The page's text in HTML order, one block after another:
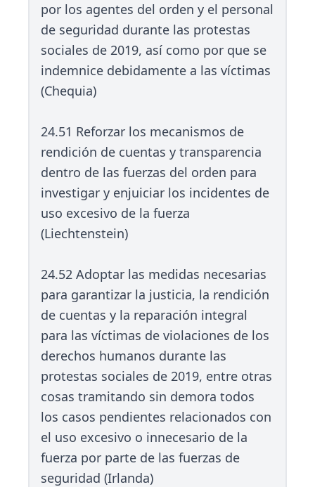
por los agentes del orden y el personal
de seguridad durante las protestas
sociales de 2019, así como por que se
indemnice debidamente a las víctimas
(Chequia)
24.51 Reforzar los mecanismos de
rendición de cuentas y transparencia
dentro de las fuerzas del orden para
investigar y enjuiciar los incidentes de
uso excesivo de la fuerza
(Liechtenstein)
24.52 Adoptar las medidas necesarias
para garantizar la justicia, la rendición
de cuentas y la reparación integral
para las víctimas de violaciones de los
derechos humanos durante las
protestas sociales de 2019, entre otras
cosas tramitando sin demora todos
los casos pendientes relacionados con
el uso excesivo o innecesario de la
fuerza por parte de las fuerzas de
seguridad (Irlanda)